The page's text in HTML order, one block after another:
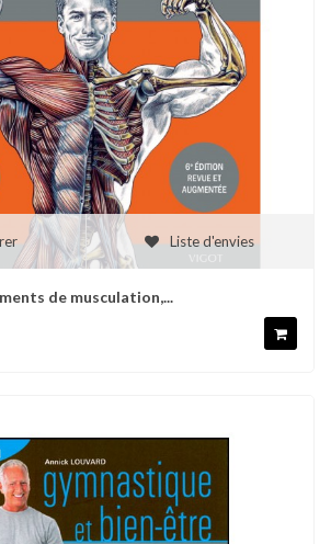
Liste d'envies
de musculation,...